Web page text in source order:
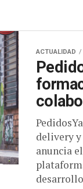
ACTUALIDAD
delivery
anuncia